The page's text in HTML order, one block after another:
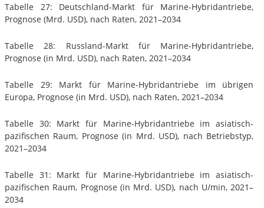
Tabelle 27: Deutschland-Markt für Marine-Hybridantriebe,
Prognose (Mrd. USD), nach Raten, 2021–2034
Tabelle 28: Russland-Markt für Marine-Hybridantriebe,
Prognose (in Mrd. USD), nach Raten, 2021–2034
Tabelle 29: Markt für Marine-Hybridantriebe im übrigen
Europa, Prognose (in Mrd. USD), nach Raten, 2021–2034
Tabelle 30: Markt für Marine-Hybridantriebe im asiatisch-
pazifischen Raum, Prognose (in Mrd. USD), nach Betriebstyp,
2021–2034
Tabelle 31: Markt für Marine-Hybridantriebe im asiatisch-
pazifischen Raum, Prognose (in Mrd. USD), nach U/min, 2021–
2034